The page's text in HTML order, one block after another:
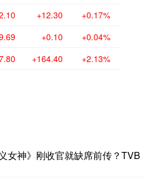
+12.30 +0.17%
+0.10 +0.04%
+164.40 +2.13%
女神》刚收官就缺席前传？TVB